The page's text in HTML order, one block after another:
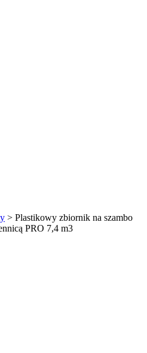
> Plastikowy zbiornik na szambo
PRO 7,4 m3